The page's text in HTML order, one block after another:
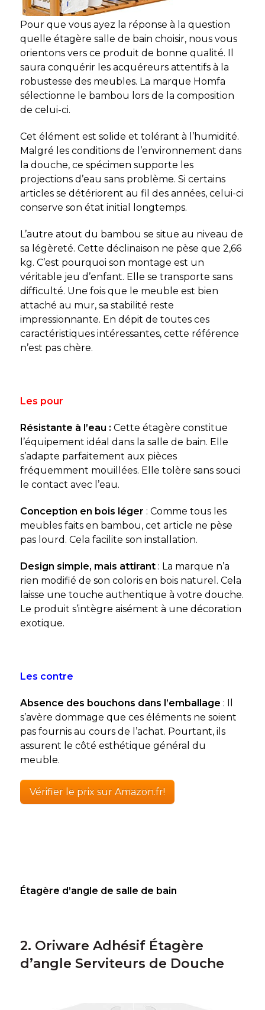
Pour que vous ayez la réponse à la question
quelle étagère salle de bain choisir, nous vous
orientons vers ce produit de bonne qualité. Il
saura conquérir les acquéreurs attentifs à la
robustesse des meubles. La marque Homfa
sélectionne le bambou lors de la composition
de celui-ci.
Cet élément est solide et tolérant à l’humidité.
Malgré les conditions de l’environnement dans
la douche, ce spécimen supporte les
projections d’eau sans problème. Si certains
articles se détériorent au fil des années, celui-ci
conserve son état initial longtemps.
L’autre atout du bambou se situe au niveau de
sa légèreté. Cette déclinaison ne pèse que 2,66
kg. C’est pourquoi son montage est un
véritable jeu d’enfant. Elle se transporte sans
difficulté. Une fois que le meuble est bien
attaché au mur, sa stabilité reste
impressionnante. En dépit de toutes ces
caractéristiques intéressantes, cette référence
n’est pas chère.
Les pour
Résistante à l’eau : Cette étagère constitue
l’équipement idéal dans la salle de bain. Elle
s’adapte parfaitement aux pièces
fréquemment mouillées. Elle tolère sans souci
le contact avec l’eau.
Conception en bois léger : Comme tous les
meubles faits en bambou, cet article ne pèse
pas lourd. Cela facilite son installation.
Design simple, mais attirant: La marque n’a
rien modifié de son coloris en bois naturel. Cela
laisse une touche authentique à votre douche.
Le produit s’intègre aisément à une décoration
exotique.
Les contre
Absence des bouchons dans l’emballage : Il
s’avère dommage que ces éléments ne soient
pas fournis au cours de l’achat. Pourtant, ils
assurent le côté esthétique général du
meuble.
Vérifier le prix sur Amazon.fr!
Étagère d’angle de salle de bain
2. Oriware Adhésif Étagère
d’angle Serviteurs de Douche